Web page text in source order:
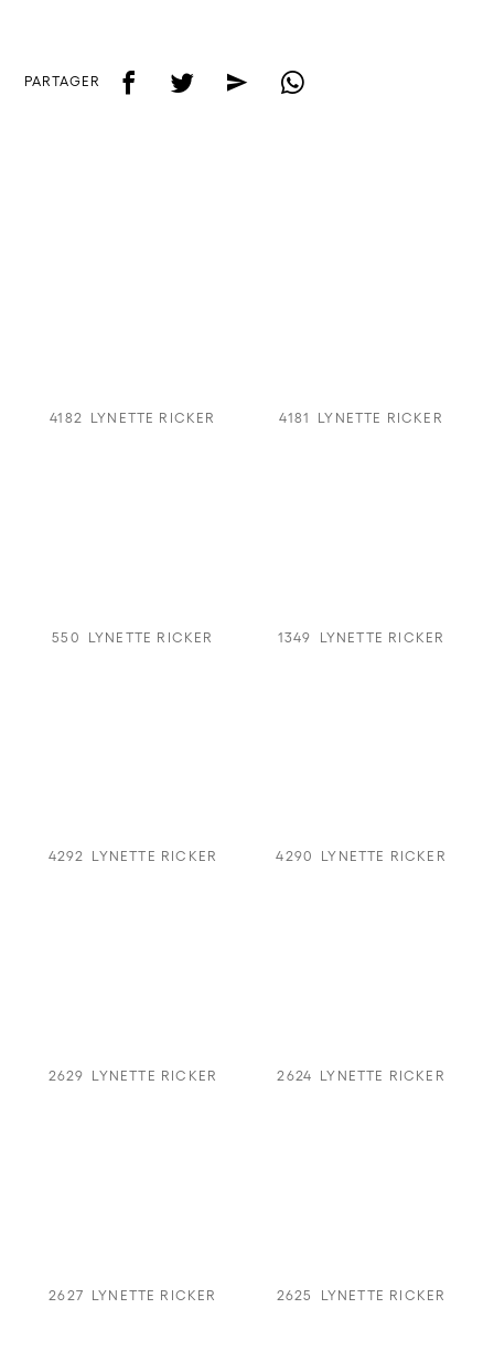
PARTAGER f t e w
4182 LYNETTE RICKER 4181 LYNETTE RICKER
550 LYNETTE RICKER 1349 LYNETTE RICKER
4292 LYNETTE RICKER 4290 LYNETTE RICKER
2629 LYNETTE RICKER 2624 LYNETTE RICKER
2627 LYNETTE RICKER 2625 LYNETTE RICKER